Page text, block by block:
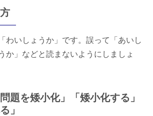
わいしょうか」です。誤って「あいし
か」などと読まないようにしましょ
題を矮小化」「矮小化する」
」